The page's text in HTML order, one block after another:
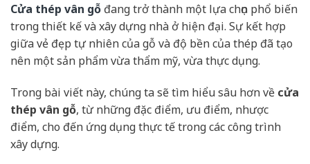
Cửa thép vân gỗ đang trở thành một lựa chọn phổ biến
trong thiết kế và xây dựng nhà ở hiện đại. Sự kết hợp
giữa vẻ đẹp tự nhiên của gỗ và độ bền của thép đã tạo
nên một sản phẩm vừa thẩm mỹ, vừa thực dụng.
Trong bài viết này, chúng ta sẽ tìm hiểu sâu hơn về cửa
thép vân gỗ, từ những đặc điểm, ưu điểm, nhược
điểm, cho đến ứng dụng thực tế trong các công trình
xây dựng.